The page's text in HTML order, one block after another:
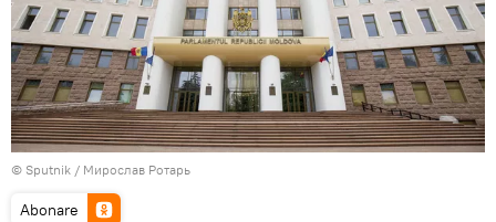
© Sputnik / Мирослав Ротарь
Abonare